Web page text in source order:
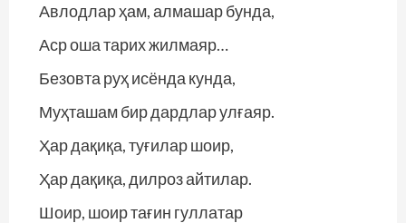
Авлодлар ҳам, алмашар бунда,
Аср оша тарих жилмаяр…
Безовта руҳ исёнда кунда,
Муҳташам бир дардлар улғаяр.
Ҳар дақиқа, туғилар шоир,
Ҳар дақиқа, дилроз айтилар.
Шоир, шоир тағин гуллатар